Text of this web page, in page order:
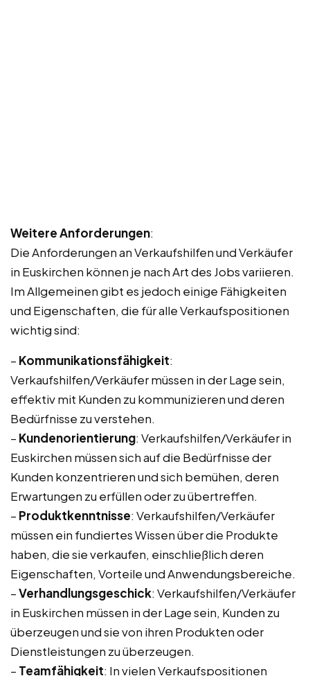
Weitere Anforderungen:
Die Anforderungen an Verkaufshilfen und Verkäufer
in Euskirchen können je nach Art des Jobs variieren.
Im Allgemeinen gibt es jedoch einige Fähigkeiten
und Eigenschaften, die für alle Verkaufspositionen
wichtig sind:
– Kommunikationsfähigkeit:
Verkaufshilfen/Verkäufer müssen in der Lage sein,
effektiv mit Kunden zu kommunizieren und deren
Bedürfnisse zu verstehen.
– Kundenorientierung: Verkaufshilfen/Verkäufer in
Euskirchen müssen sich auf die Bedürfnisse der
Kunden konzentrieren und sich bemühen, deren
Erwartungen zu erfüllen oder zu übertreffen.
– Produktkenntnisse: Verkaufshilfen/Verkäufer
müssen ein fundiertes Wissen über die Produkte
haben, die sie verkaufen, einschließlich deren
Eigenschaften, Vorteile und Anwendungsbereiche.
–Verhandlungsgeschick: Verkaufshilfen/Verkäufer
in Euskirchen müssen in der Lage sein, Kunden zu
überzeugen und sie von ihren Produkten oder
Dienstleistungen zu überzeugen.
– Teamfähigkeit: In vielen Verkaufspositionen